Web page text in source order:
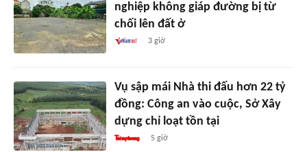
nghiệp không giáp đường bị từ
chối lên đất ở
3 giờ
Vụ sập mái Nhà thi đấu hơn 22 tỷ
đồng: Công an vào cuộc, Sở Xây
dựng chỉ loạt tồn tại
5 giờ